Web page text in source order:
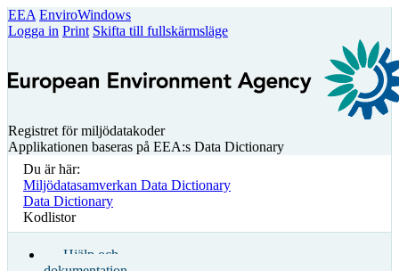
EEA EnviroWindows
Logga in Print Skifta till fullskärmsläge
Registret för miljödatakoder
Applikationen baseras på EEA:s Data Dictionary
Du är här:
Miljödatasamverkan Data Dictionary
Data Dictionary
Kodlistor
Hjälp och